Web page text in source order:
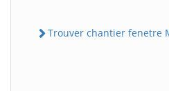
Trouver chantier fenetre